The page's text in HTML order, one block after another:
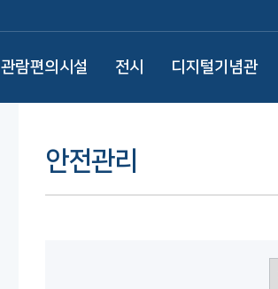
관람편의시설 전시 디지털기념관
안전관리